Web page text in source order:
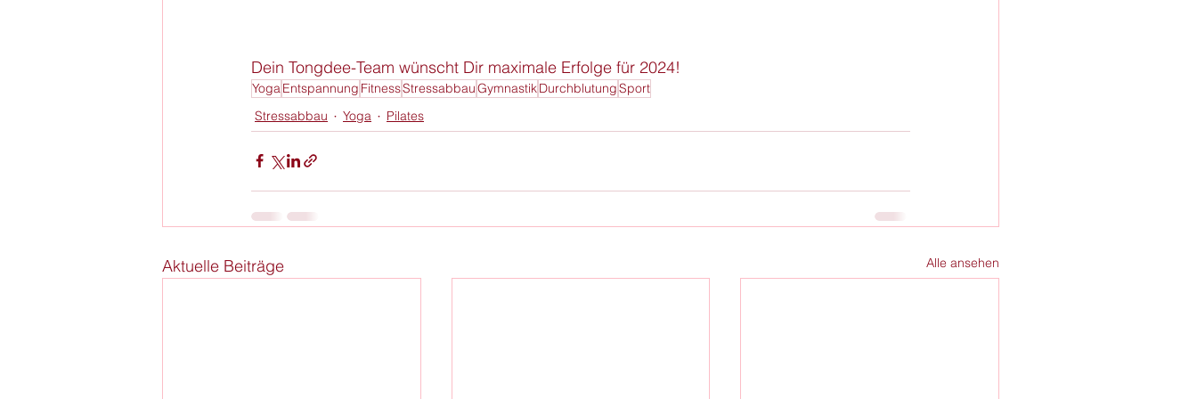
Dein Tongdee-Team wünscht Dir maximale Erfolge für 2024!
Yoga Entspannung FitnessStressabbauGymnastik DurchblutungSport
Stressabbau
Yoga Pilates
Aktuelle Beiträge Alle ansehen